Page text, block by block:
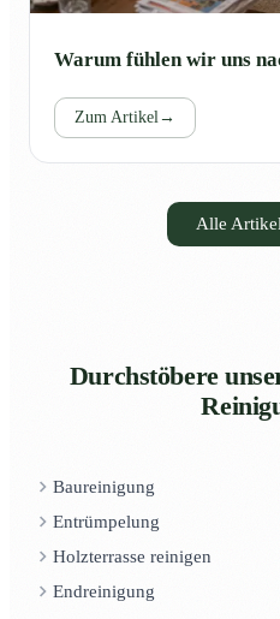
Warum fühlen wir uns
Zum Artikel →
Alle
Durchstöbere
Baureinigung
Entrümpelung
Holzterrasse reinigen
Endreinigung